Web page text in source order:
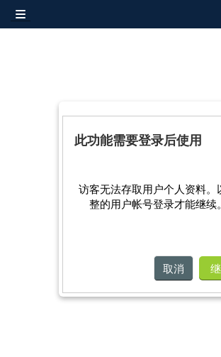
跳到主要内容
停靠面板
此功能需要登录后使用
访客无法存取用户个人资料。
整的用户帐号登录才能继续。
取消